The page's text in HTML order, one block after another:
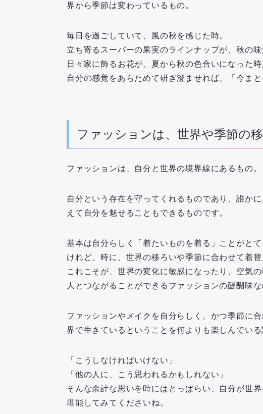
界から季節は変わっているもの。
毎日を過ごしていて、風の秋を感じた時。
立ち寄るスーパーの果実のラインナップが、秋の
日々家に飾るお花が、夏から秋の色合いになった時
自分の感覚をあらためて研ぎ澄ませれば、
「今ま
ファッションは、世界や季節の
ファッションは、自分と世界の境界線にあるもの。
自分という存在を守ってくれるものであり、誰か
えて自分を魅せることもできるものです。
基本は自分らしく「着たいものを着る」ことがとて
けれど、時に、 世界の移ろいや季節に合わせて着替
これこそが、世界の変化に敏感になったり、空気
人とつながることができるファッションの醍醐味な
ファッションやメイクを自分らしく、かつ季節に
界で生きているということを何よりも楽しんでいる
「こうしなければいけない」
「他の人に、こう思われるかもしれない」
そんな余計な思いを時にはとっぱらい、 自分が世
堪能してみてくださいね。